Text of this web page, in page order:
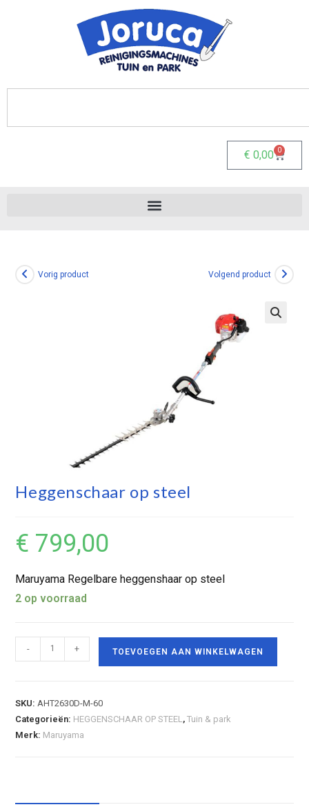
€ 0,00 0
Vorig product Volgend product
Heggenschaar op steel
€ 799,00
Maruyama Regelbare heggenshaar op steel
2 op voorraad
- + TOEVOEGEN AAN WINKELWAGEN
SKU: AHT2630D-M-60
Categorieën: HEGGENSCHAAR OP STEEL ,Tuin & park
Merk: Maruyama